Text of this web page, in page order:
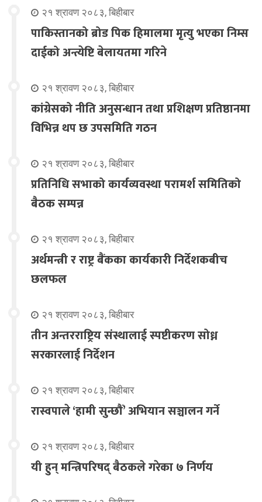
२१ श्रावण २०८३, बिहीबार
पाकिस्तानको ब्रोड पिक हिमालमा मृत्यु भएका निम्स
दाईको अन्त्येष्टि बेलायतमा गरिने
२१ श्रावण २०८३, बिहीबार
कांग्रेसको नीति अनुसन्धान तथा प्रशिक्षण प्रतिष्ठानमा
विभिन्न थप छ उपसमिति गठन
२१ श्रावण २०८३, बिहीबार
प्रतिनिधि सभाको कार्यव्यवस्था परामर्श समितिको
बैठक सम्पन्न
२१ श्रावण २०८३, बिहीबार
अर्थमन्त्री र राष्ट्र बैंकका कार्यकारी निर्देशकबीच
छलफल
२१ श्रावण २०८३, बिहीबार
तीन अन्तरराष्ट्रिय संस्थालाई स्पष्टीकरण सोध्न
सरकारलाई निर्देशन
२१ श्रावण २०८३, बिहीबार
रास्वपाले ‘हामी सुन्छौँ’ अभियान सञ्चालन गर्ने
२१ श्रावण २०८३, बिहीबार
यी हुन् मन्त्रिपरिषद् बैठकले गरेका ७ निर्णय